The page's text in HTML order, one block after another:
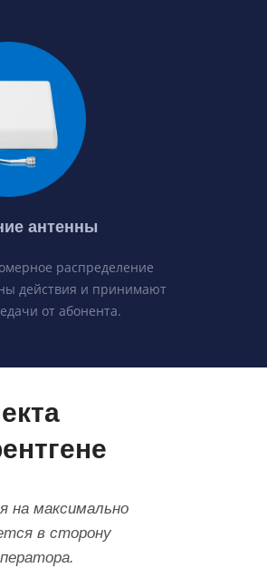
антенны
распределение
действия и принимают
от абонента.
на максимально
в сторону